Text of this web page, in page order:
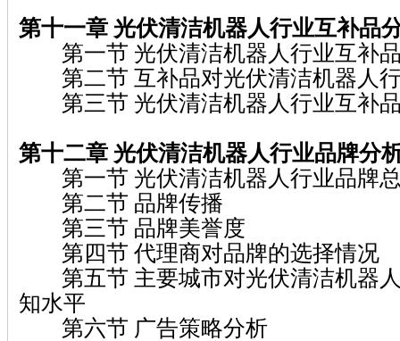
第十一章 光伏清洁机器人行业互补品
第一节 光伏清洁机器人行业互补
第二节 互补品对光伏清洁机器人
第三节 光伏清洁机器人行业互补
第十二章 光伏清洁机器人行业品牌分
第一节 光伏清洁机器人行业品牌
第二节 品牌传播
第三节 品牌美誉度
第四节 代理商对品牌的选择情况
第五节 主要城市对光伏清洁机器
知水平
第六节 广告策略分析